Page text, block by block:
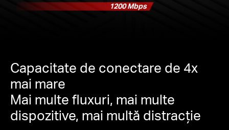
1200 Mbps
Capacitate de conectare de 4x
mai mare
Mai multe fluxuri, mai multe
dispozitive, mai multă distracție